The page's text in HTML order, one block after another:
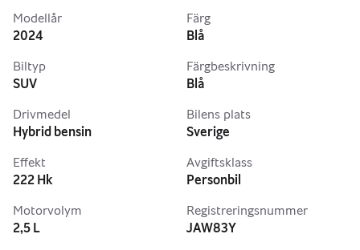
Modellår
2024
Biltyp
SUV
Drivmedel
Hybrid bensin
Effekt
222 Hk
Motorvolym
2,5 L
Färg
Blå
Färgbeskrivning
Blå
Bilens plats
Sverige
Avgiftsklass
Personbil
Registreringsnummer
JAW83Y